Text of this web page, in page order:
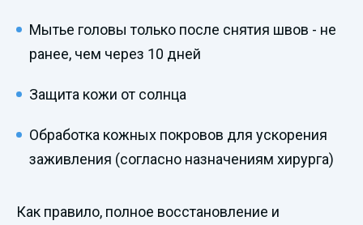
Мытье головы только после снятия швов - не
ранее, чем через 10 дней
Защита кожи от солнца
Обработка кожных покровов для ускорения
заживления (согласно назначениям хирурга)
Как правило, полное восстановление и